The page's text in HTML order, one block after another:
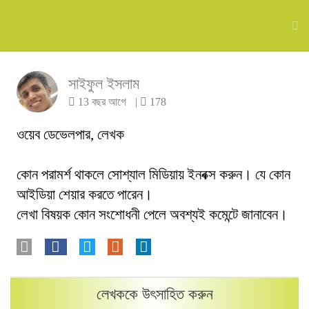
সাইফুল ইসলাম
13 বছর আগে | 178
ওয়েব ডেভেলপার, লেখক
কোন পরামর্শ থাকলে সোশ্যাল মিডিয়ায় ইনবক্স করুন। যে কোন
আইডিয়া শেয়ার করতে পারেন।
লেখা বিষয়ক কোন সংশোধনী পেলে অবশ্যই কমেন্টে জানাবেন।
লেখককে উৎসাহিত করুন